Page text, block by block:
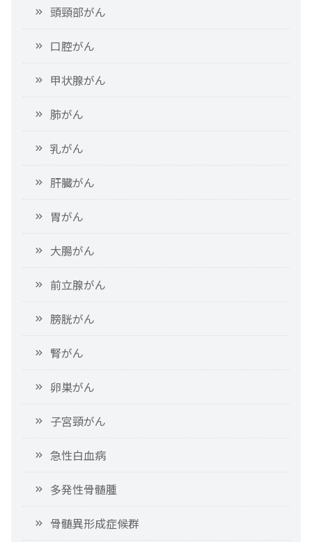
頭頸部がん
口腔がん
甲状腺がん
肺がん
乳がん
肝臓がん
胃がん
大腸がん
前立腺がん
膀胱がん
腎がん
卵巣がん
子宮頸がん
急性白血病
多発性骨髄腫
骨髄異形成症候群